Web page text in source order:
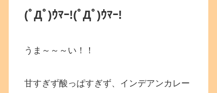
(ﾟДﾟ)ｳﾏｰ!(ﾟДﾟ)ｳﾏｰ!
うま～～～い！！
甘すぎず酸っぱすぎず、インデアンカレー